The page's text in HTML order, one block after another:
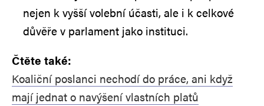
nejen k vyšší volební účasti, ale i k celkové
důvěře v parlament jako instituci.
Čtěte také:
Koaliční poslanci nechodí do práce, ani když
mají jednat o navýšení vlastních platů